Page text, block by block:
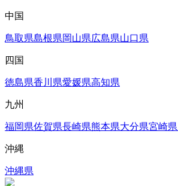
中国
鳥取県島根県岡山県広島県山口県
四国
徳島県香川県愛媛県高知県
九州
福岡県佐賀県長崎県熊本県大分県宮崎県
沖縄
沖縄県